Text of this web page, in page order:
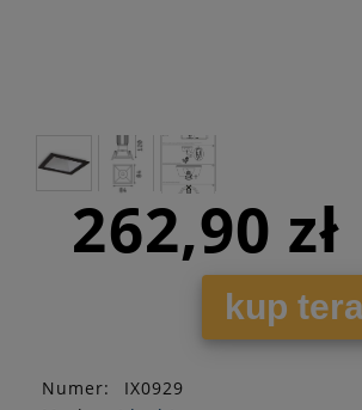
262,90 zł
kup
Numer:
IX0929